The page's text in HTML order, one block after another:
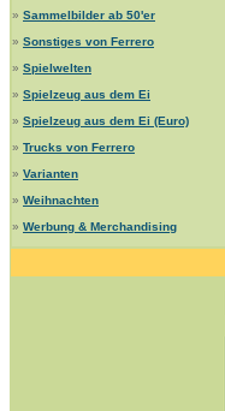
» Sammelbilder ab 50'er
» Sonstiges von Ferrero
» Spielwelten
» Spielzeug aus dem Ei
» Spielzeug aus dem Ei (Euro)
» Trucks von Ferrero
» Varianten
» Weihnachten
» Werbung & Merchandising